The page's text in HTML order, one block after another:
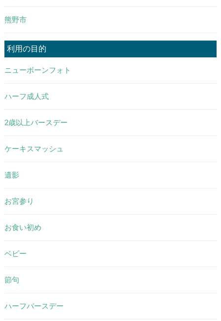
熊野市
利用の目的
ニューボーンフォト
ハーフ成人式
2歳以上バースデー
ケーキスマッシュ
遺影
お宮参り
お食い初め
ベビー
節句
ハーフバースデー